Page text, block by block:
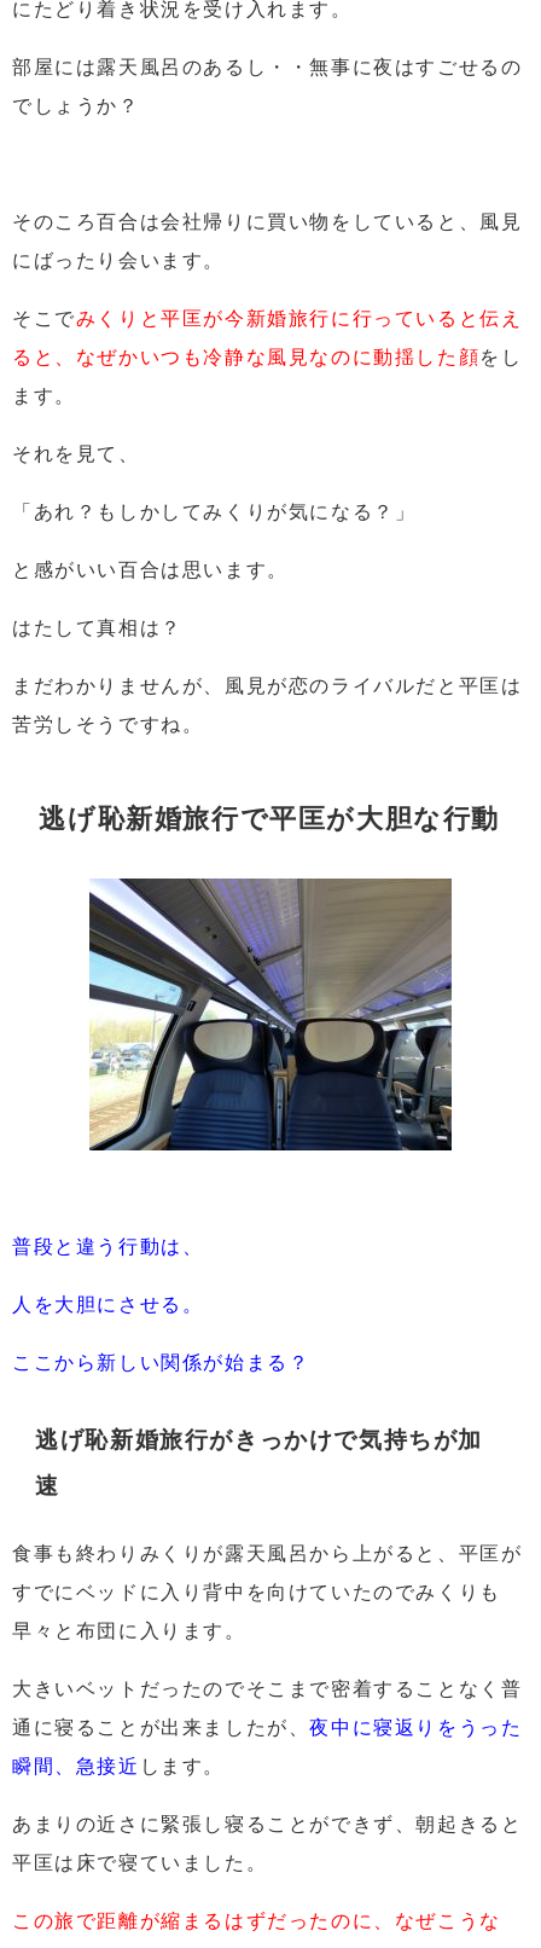
にたどり着き状況を受け入れます。
部屋には露天風呂のあるし・・無事に夜はすごせるの
でしょうか？
そのころ百合は会社帰りに買い物をしていると、風見
にばったり会います。
そこでみくりと平匡が今新婚旅行に行っていると伝え
ると、なぜかいつも冷静な風見なのに動揺した顔をし
ます。
それを見て、
「あれ？もしかしてみくりが気になる？」
と感がいい百合は思います。
はたして真相は？
まだわかりませんが、風見が恋のライバルだと平匡は
苦労しそうですね。
逃げ恥新婚旅行で平匡が大胆な行動
普段と違う行動は、
人を大胆にさせる。
ここから新しい関係が始まる？
逃げ恥新婚旅行がきっかけで気持ちが加
速
食事も終わりみくりが露天風呂から上がると、平匡が
すでにベッドに入り背中を向けていたのでみくりも
早々と布団に入ります。
大きいベットだったのでそこまで密着することなく普
通に寝ることが出来ましたが、夜中に寝返りをうった
瞬間、急接近 します。
あまりの近さに緊張し 寝ることができず、朝起きると
平匡は床で寝ていました。
この旅で距離が縮まるはずだったのに、なぜこうな